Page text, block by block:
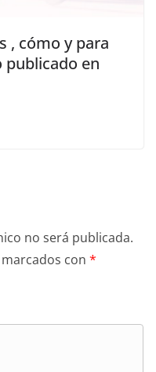
, cómo y para
en
no será publicada.
con *